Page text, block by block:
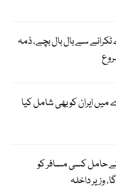
پر 2 طیارے ٹکرانے سے بال بال بچے، ذمہ
ایران کو بھی شامل کیا
حامل کسی مسافر کو
وزیر داخلہ